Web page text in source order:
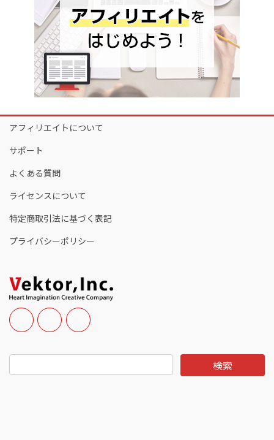
アフィリエイトについて
サポート
よくある質問
ライセンスについて
特定商取引法に基づく表記
プライバシーポリシー